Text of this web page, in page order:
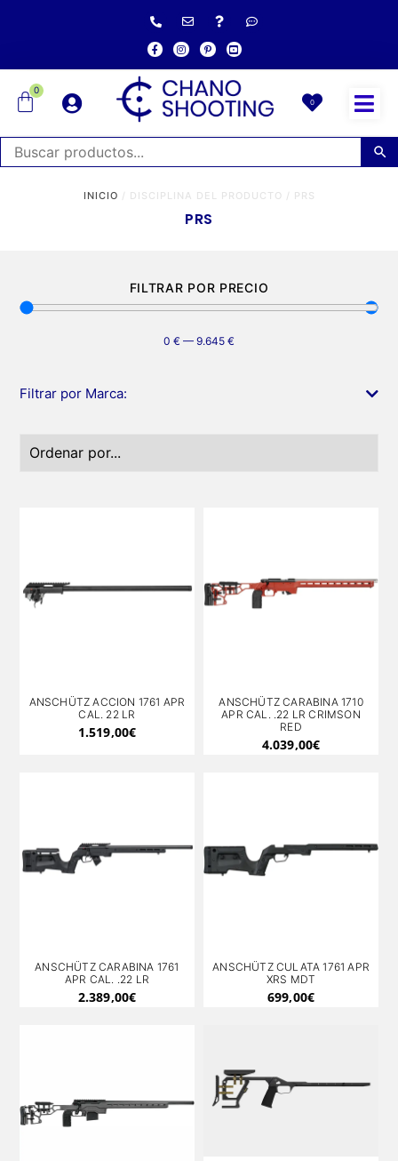
0
0
INICIO / DISCIPLINA DEL PRODUCTO / PRS
PRS
FILTRAR POR PRECIO
0 € — 9.645 €
Filtrar por Marca:
ANSCHÜTZ ACCION 1761 APR
CAL. 22 LR
1.519,00€
ANSCHÜTZ CARABINA 1710
APR CAL. .22 LR CRIMSON
RED
4.039,00€
ANSCHÜTZ CARABINA 1761
APR CAL. .22 LR
2.389,00€
ANSCHÜTZ CULATA 1761 APR
XRS MDT
699,00€